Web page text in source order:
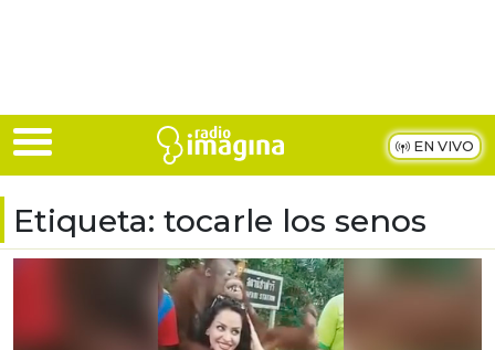
EN VIVO
Etiqueta: tocarle los senos